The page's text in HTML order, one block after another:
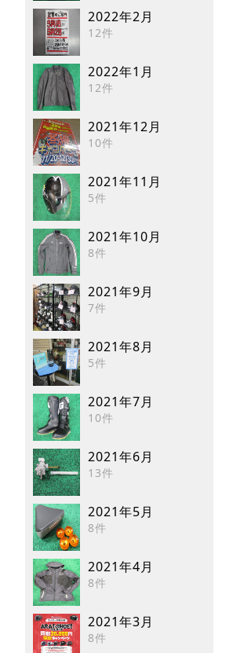
2022年2月
12件
2022年1月
12件
2021年12月
10件
2021年11月
5件
2021年10月
8件
2021年9月
7件
2021年8月
5件
2021年7月
10件
2021年6月
13件
2021年5月
8件
2021年4月
8件
2021年3月
8件